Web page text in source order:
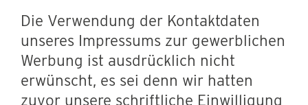
Die Verwendung der Kontaktdaten
unseres Impressums zur gewerblichen
Werbung ist ausdrücklich nicht
erwünscht, es sei denn wir hatten
zuvor unsere schriftliche Einwilligung